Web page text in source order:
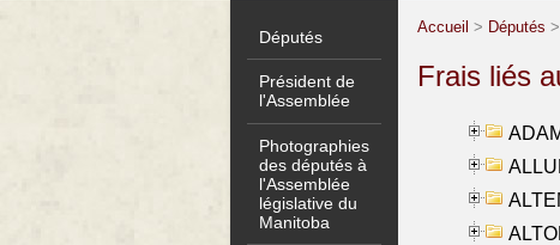
Députés
Président de
l'Assemblée
Photographies
des députés à
l'Assemblée
législative du
Manitoba
Accueil > Députés >
Frais liés